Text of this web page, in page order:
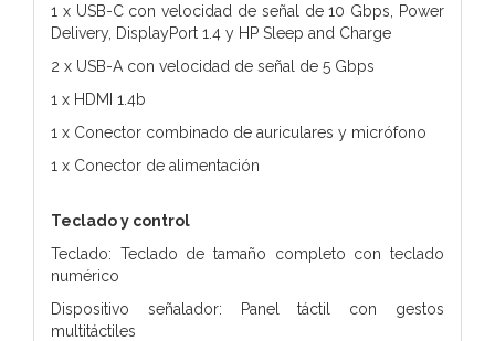
1 x USB-C con velocidad de señal de 10 Gbps, Power
Delivery, DisplayPort 1.4 y HP Sleep and Charge
2 x USB-A con velocidad de señal de 5 Gbps
1 x HDMI 1.4b
1 x Conector combinado de auriculares y micrófono
1 x Conector de alimentación
Teclado y control
Teclado: Teclado de tamaño completo con teclado
numérico
Dispositivo señalador: Panel táctil con gestos
multitáctiles